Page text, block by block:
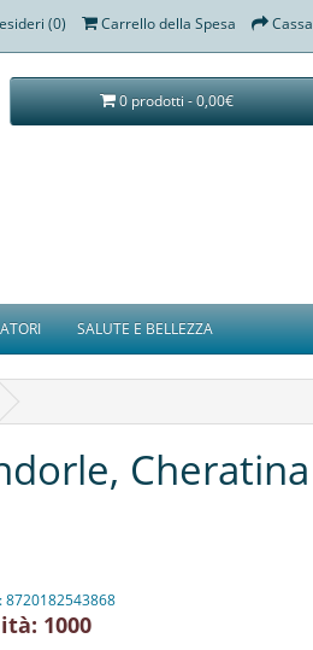
(0) Carrello della Spesa Cassa
0 prodotti - 0,00€
SALUTE E BELLEZZA
Cheratina
8720182543868
1000